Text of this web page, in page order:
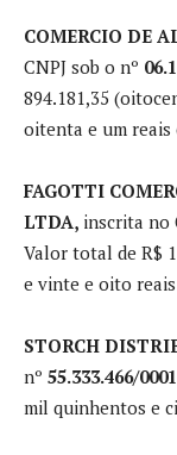
COMERCIO DE
CNPJ sob o nº
894.181,35
oitenta e um
FAGOTTI
LTDA, inscrita no
Valor total de R$
e vinte e oito
STORCH
nº 55.333.466/
mil quinhentos e